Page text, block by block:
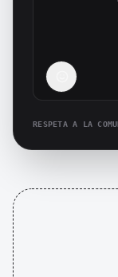
RESPETA A LA